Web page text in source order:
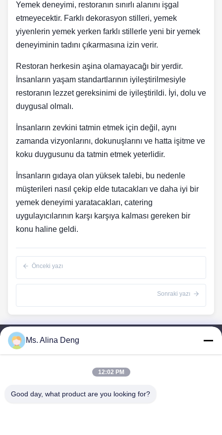
Yemek deneyimi, restoranın sınırlı alanını işgal
etmeyecektir. Farklı dekorasyon stilleri, yemek
yiyenlerin yemek yerken farklı stillerle yeni bir yemek
deneyiminin tadını çıkarmasına izin verir.
Restoran herkesin aşina olamayacağı bir yerdir.
İnsanların yaşam standartlarının iyileştirilmesiyle
restoranın lezzet gereksinimi de iyileştirildi. İyi, dolu ve
duygusal olmalı.
İnsanların zevkini tatmin etmek için değil, aynı
zamanda vizyonlarını, dokunuşlarını ve hatta işitme ve
koku duygusunu da tatmin etmek yeterlidir.
İnsanların gıdaya olan yüksek talebi, bu nedenle
müşterileri nasıl çekip elde tutacakları ve daha iyi bir
yemek deneyimi yaratacakları, catering
uygulayıcılarının karşı karşıya kalması gereken bir
konu haline geldi.
Önceki yazı
Sonraki yazı
Ürünler
Fabrika Turu
Ms. Alina Deng
12:02 PM
Good day, what product are you looking for?